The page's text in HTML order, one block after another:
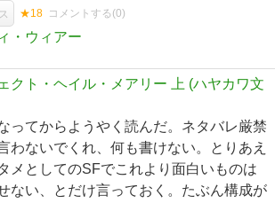
★18 コメントする(0)
・ウィアー
クト・ヘイル・メアリー 上 (ハヤカワ文
ってからようやく読んだ。ネタバレ厳禁
わないでくれ、何も書けない。とりあえ
メとしてのSFでこれより面白いものは
ない、とだけ言っておく。たぶん構成が